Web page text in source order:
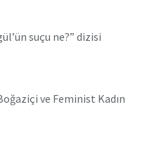
suçu ne?” dizisi
ve Feminist Kadın